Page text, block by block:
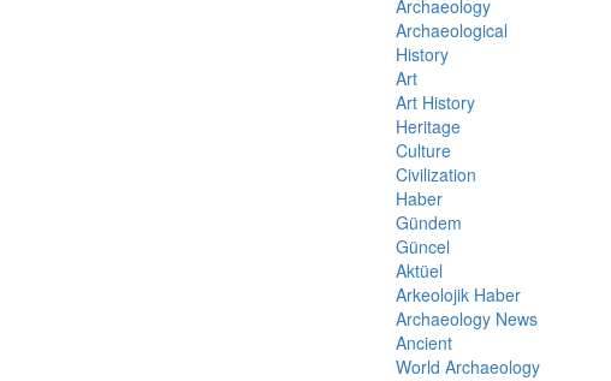
Archaeology
Archaeological
History
Art
Art History
Heritage
Culture
Civilization
Haber
Gündem
Güncel
Aktüel
Arkeolojik Haber
Archaeology News
Ancient
World Archaeology